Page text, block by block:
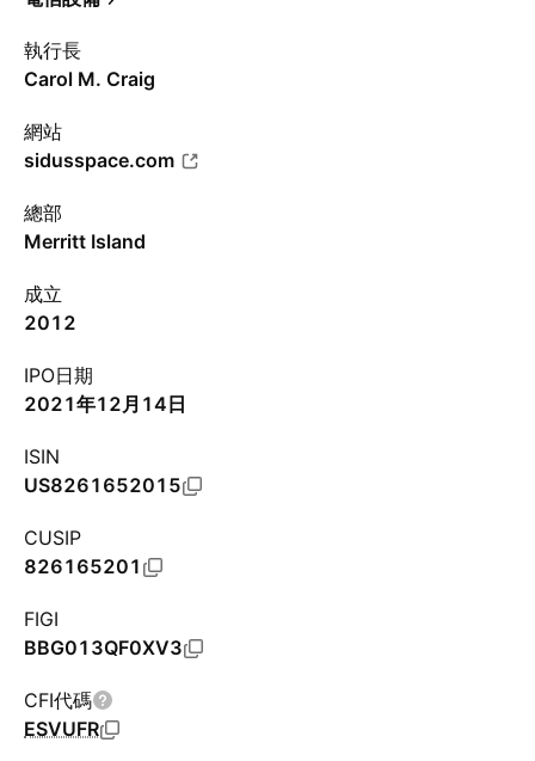
執行長
Carol M. Craig
網站
sidusspace.com
總部
Merritt Island
成立
2012
IPO日期
2021年12月14日
ISIN
US8261652015
CUSIP
826165201
FIGI
BBG013QF0XV3
CFI代碼
ESVUFR